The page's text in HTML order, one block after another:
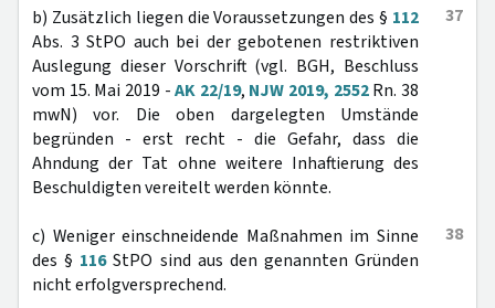
37
b) Zusätzlich liegen die Voraussetzungen des § 112
Abs. 3 StPO auch bei der gebotenen restriktiven
Auslegung dieser Vorschrift (vgl. BGH, Beschluss
vom 15. Mai 2019 -AK 22/19, NJW 2019, 2552Rn. 38
mwN) vor. Die oben dargelegten Umstände
begründen - erst recht - die Gefahr, dass die
Ahndung der Tat ohne weitere Inhaftierung des
Beschuldigten vereitelt werden könnte.
38
c) Weniger einschneidende Maßnahmen im Sinne
des § 116StPO sind aus den genannten Gründen
nicht erfolgversprechend.